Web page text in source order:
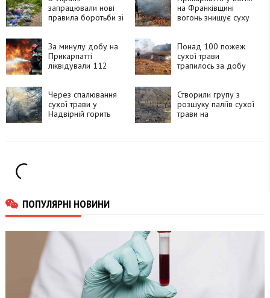
запрацювали нові
правила боротьби зі
на Франківщині
вогонь знищує суху
За минулу добу на
Прикарпатті
ліквідували 112
Понад 100 пожеж
сухої трави
трапилось за добу
Через спалювання
сухої трави у
Надвірній горить
Створили групу з
розшуку паліїв сухої
трави на
ПОПУЛЯРНІ НОВИНИ